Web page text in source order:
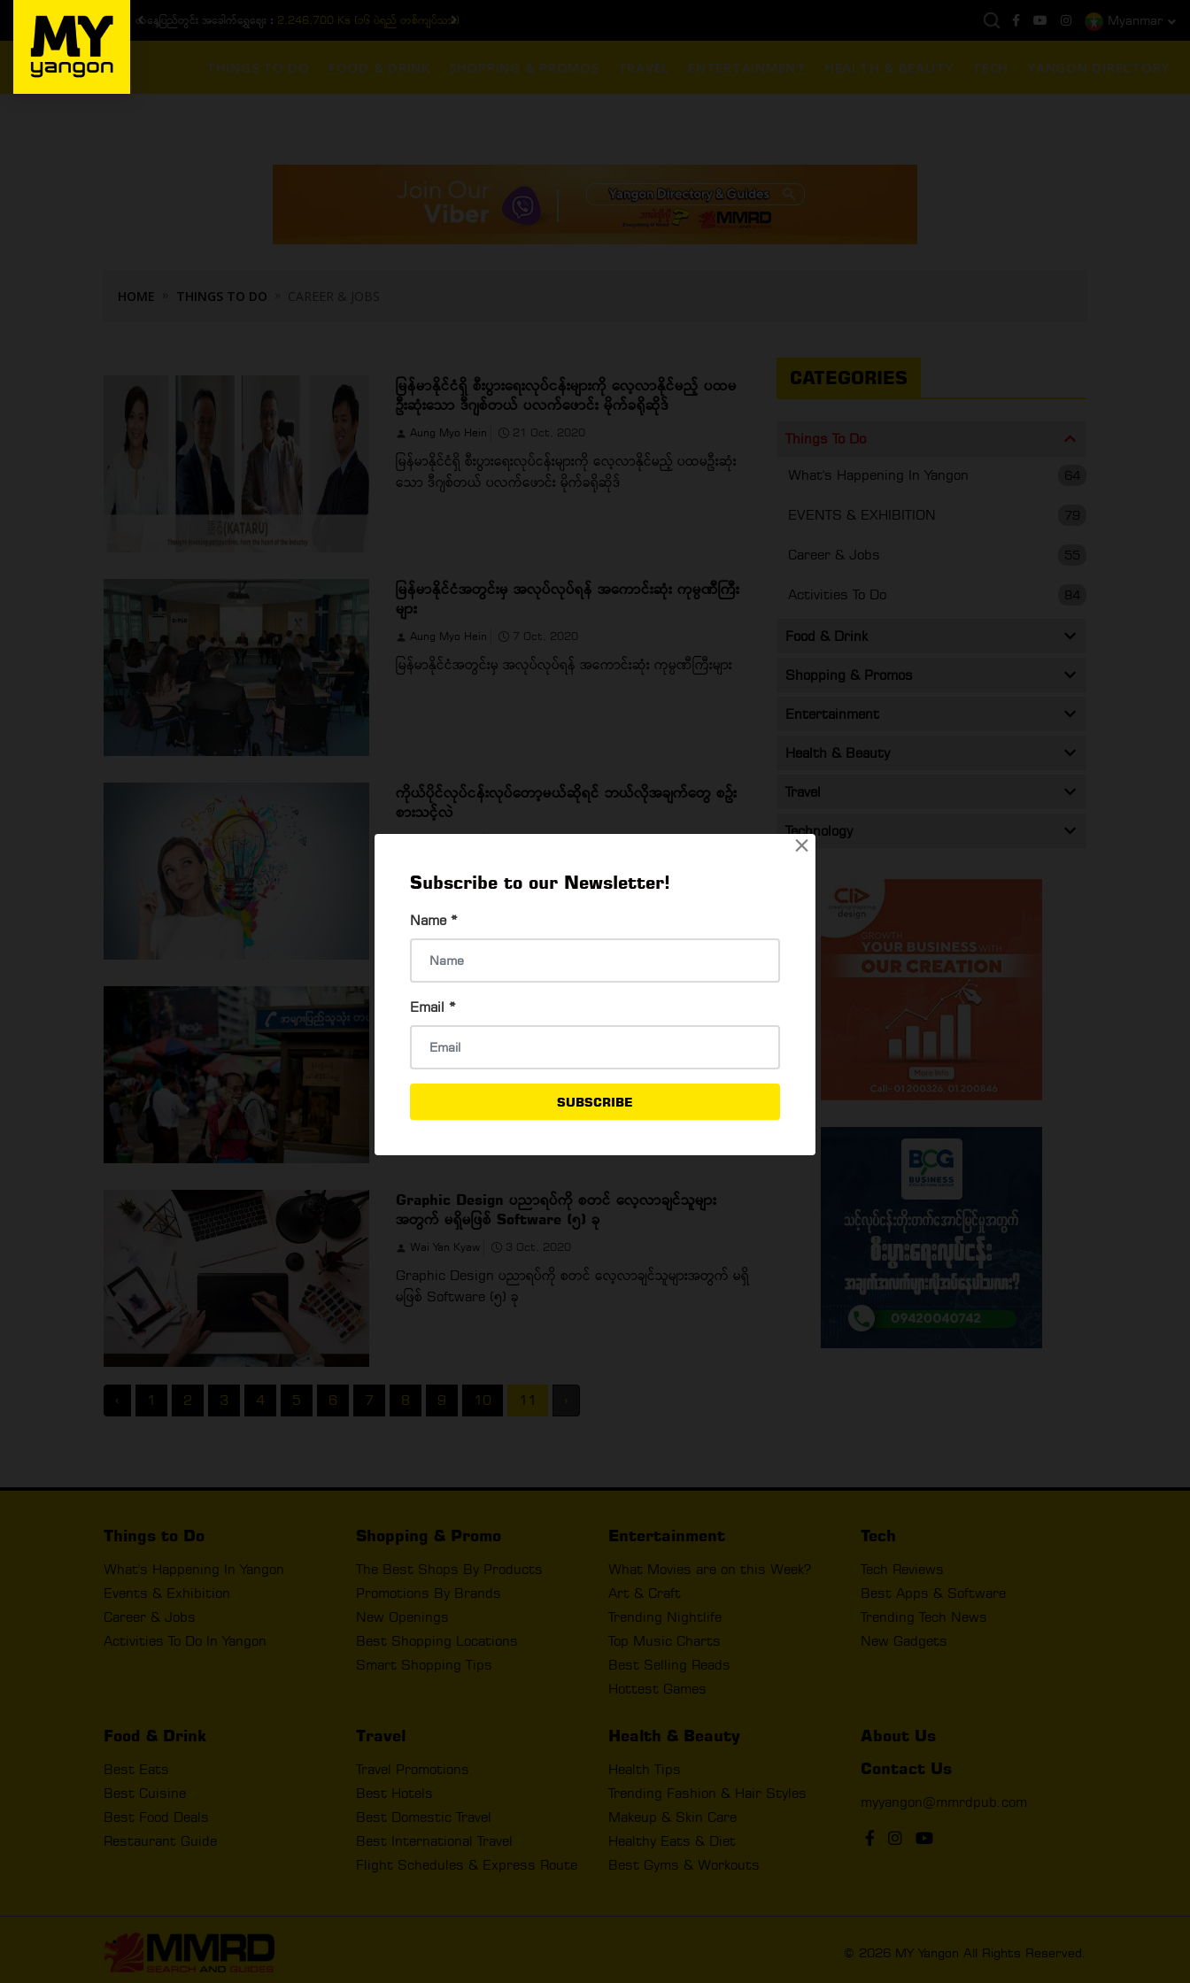
×
Subscribe to our Newsletter!
Name *
Email *
SUBSCRIBE
ယနေ့ပြည်တွင်း အခေါက်ရွှေဈေး : 2,246,700 Ks (၁၆ ပဲရည် တစ်ကျပ်သား) 3,770,000 - ပြင်ပပေါက်စျေး (၁၆ ပဲရည် တစ်ကျပ်သား) Myanmar
THINGS TO DO FOOD & DRINK SHOPPING & PROMOS TRAVEL ENTERTAINMENT HEALTH & BEAUTY TECH YANGON DIRECTORY
HOME THINGS TO DO CAREER & JOBS
မြန်မာနိုင်ငံရှိ စီးပွားရေးလုပ်ငန်းများကို လေ့လာနိုင်မည့် ပထမ
ဦးဆုံးသော ဒီဂျစ်တယ် ပလက်ဖောင်း မိုက်ခရိုဆိုဒ်
Aung Myo Hein 21 Oct, 2020
မြန်မာနိုင်ငံရှိ စီးပွားရေးလုပ်ငန်းများကို လေ့လာနိုင်မည့် ပထမဦးဆုံး
သော ဒီဂျစ်တယ် ပလက်ဖောင်း မိုက်ခရိုဆိုဒ်
မြန်မာနိုင်ငံအတွင်းမှ အလုပ်လုပ်ရန် အကောင်းဆုံး ကုမ္ပဏီကြီး
များ
Aung Myo Hein 7 Oct, 2020
မြန်မာနိုင်ငံအတွင်းမှ အလုပ်လုပ်ရန် အကောင်းဆုံး ကုမ္ပဏီကြီးများ
ကိုယ်ပိုင်လုပ်ငန်းလုပ်တော့မယ်ဆိုရင် ဘယ်လိုအချက်တွေ စဥ်း
စားသင့်လဲ
သင့်လဲ
ပစ္စည်း ( ၁၄ ) ခု
Wai Yan Kyaw
လာမယ့် ၂၀၂၅ ခုနှစ်မှာ ပျောက်ကွယ်သွားနိုင်တဲ့ ထုတ်ကုန်ပစ္စည်း (
Graphic Design ပညာရပ်ကို စတင် လေ့လာချင်သူများ
အတွက် မရှိမဖြစ် Software (၅) ခု
Wai Yan Kyaw 3 Oct, 2020
Graphic Design ပညာရပ်ကို စတင် လေ့လာချင်သူများအတွက် မရှိ
မဖြစ် Software (၅) ခု
‹ 1 2 3 4 5 6 7 8 9 10 11
CATEGORIES
Things To Do
64
What's Happening In Yangon
79
EVENTS & EXHIBITION
55
Career & Jobs
84
Activities To Do
Food & Drink
Shopping & Promos
Entertainment
Health & Beauty
Travel
Technology
Things to Do
What's Happening In Yangon
Events & Exhibition
Career & Jobs
Activities To Do In Yangon
Shopping & Promo
The Best Shops By Products
Promotions By Brands
New Openings
Best Shopping Locations
Smart Shopping Tips
Entertainment
What Movies are on this Week?
Art & Craft
Trending Nightlife
Top Music Charts
Best Selling Reads
Hottest Games
Tech
Tech Reviews
Best Apps & Software
Trending Tech News
New Gadgets
Food & Drink
Best Eats
Best Cuisine
Best Food Deals
Restaurant Guide
Travel
Travel Promotions
Best Hotels
Best Domestic Travel
Best International Travel
Flight Schedules & Express Route
Health & Beauty
Health Tips
Trending Fashion & Hair Styles
Makeup & Skin Care
Healthy Eats & Diet
Best Gyms & Workouts
About Us
Contact Us
myyangon@mmrdpub.com
© 2026 MY Yangon All Rights Reserved.